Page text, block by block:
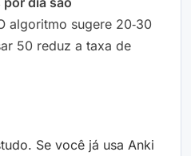
algoritmo sugere 20‑30
50 reduz a taxa de
Se você já usa Anki